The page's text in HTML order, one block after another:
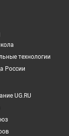
технологии
России
UG.RU